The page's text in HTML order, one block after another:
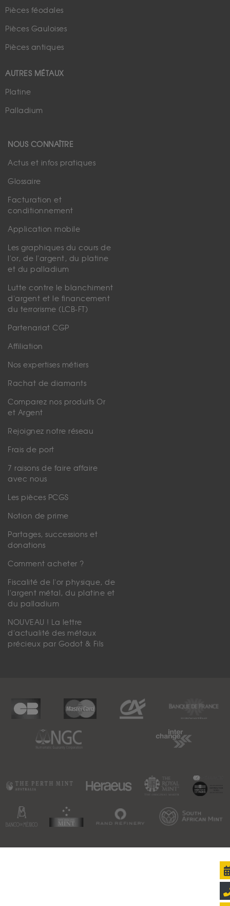
Pièces féodales
Pièces Gauloises
Pièces antiques
AUTRES MÉTAUX
Platine
Palladium
NOUS CONNAÎTRE
Actus et infos pratiques
Glossaire
Facturation et
conditionnement
Application mobile
Les graphiques du cours de
l'or, de l'argent, du platine
et du palladium
Lutte contre le blanchiment
d'argent et le financement
du terrorisme (LCB-FT)
Partenariat CGP
Affiliation
Nos expertises métiers
Rachat de diamants
Comparez nos produits Or
et Argent
Rejoignez notre réseau
Frais de port
7 raisons de faire affaire
avec nous
Les pièces PCGS
Notion de prime
Partages, successions et
donations
Comment acheter ?
Fiscalité de l'or physique, de
l'argent métal, du platine et
du palladium
NOUVEAU ! La lettre
d'actualité des métaux
précieux par Godot & Fils